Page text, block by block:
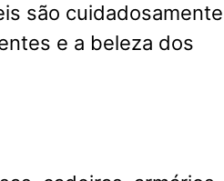
são cuidadosamente
e a beleza dos